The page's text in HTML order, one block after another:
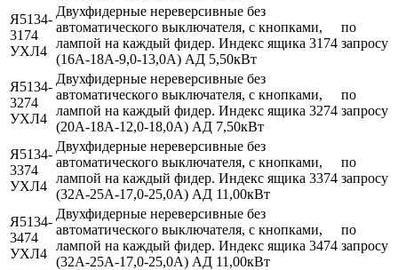
Я5134-
3174
УХЛ4
Двухфидерные нереверсивные без
автоматического выключателя, с кнопками,
лампой на каждый фидер. Индекс ящика 3174
(16А-18А-9,0-13,0А) АД 5,50кВт
по
запросу
Я5134-
3274
УХЛ4
Двухфидерные нереверсивные без
автоматического выключателя, с кнопками,
лампой на каждый фидер. Индекс ящика 3274
(20А-18А-12,0-18,0А) АД 7,50кВт
по
запросу
Я5134-
3374
УХЛ4
Двухфидерные нереверсивные без
автоматического выключателя, с кнопками,
лампой на каждый фидер. Индекс ящика 3374
(32А-25А-17,0-25,0А) АД 11,00кВт
по
запросу
Я5134-
3474
УХЛ4
Двухфидерные нереверсивные без
автоматического выключателя, с кнопками,
лампой на каждый фидер. Индекс ящика 3474
(32А-25А-17,0-25,0А) АД 11,00кВт
по
запросу